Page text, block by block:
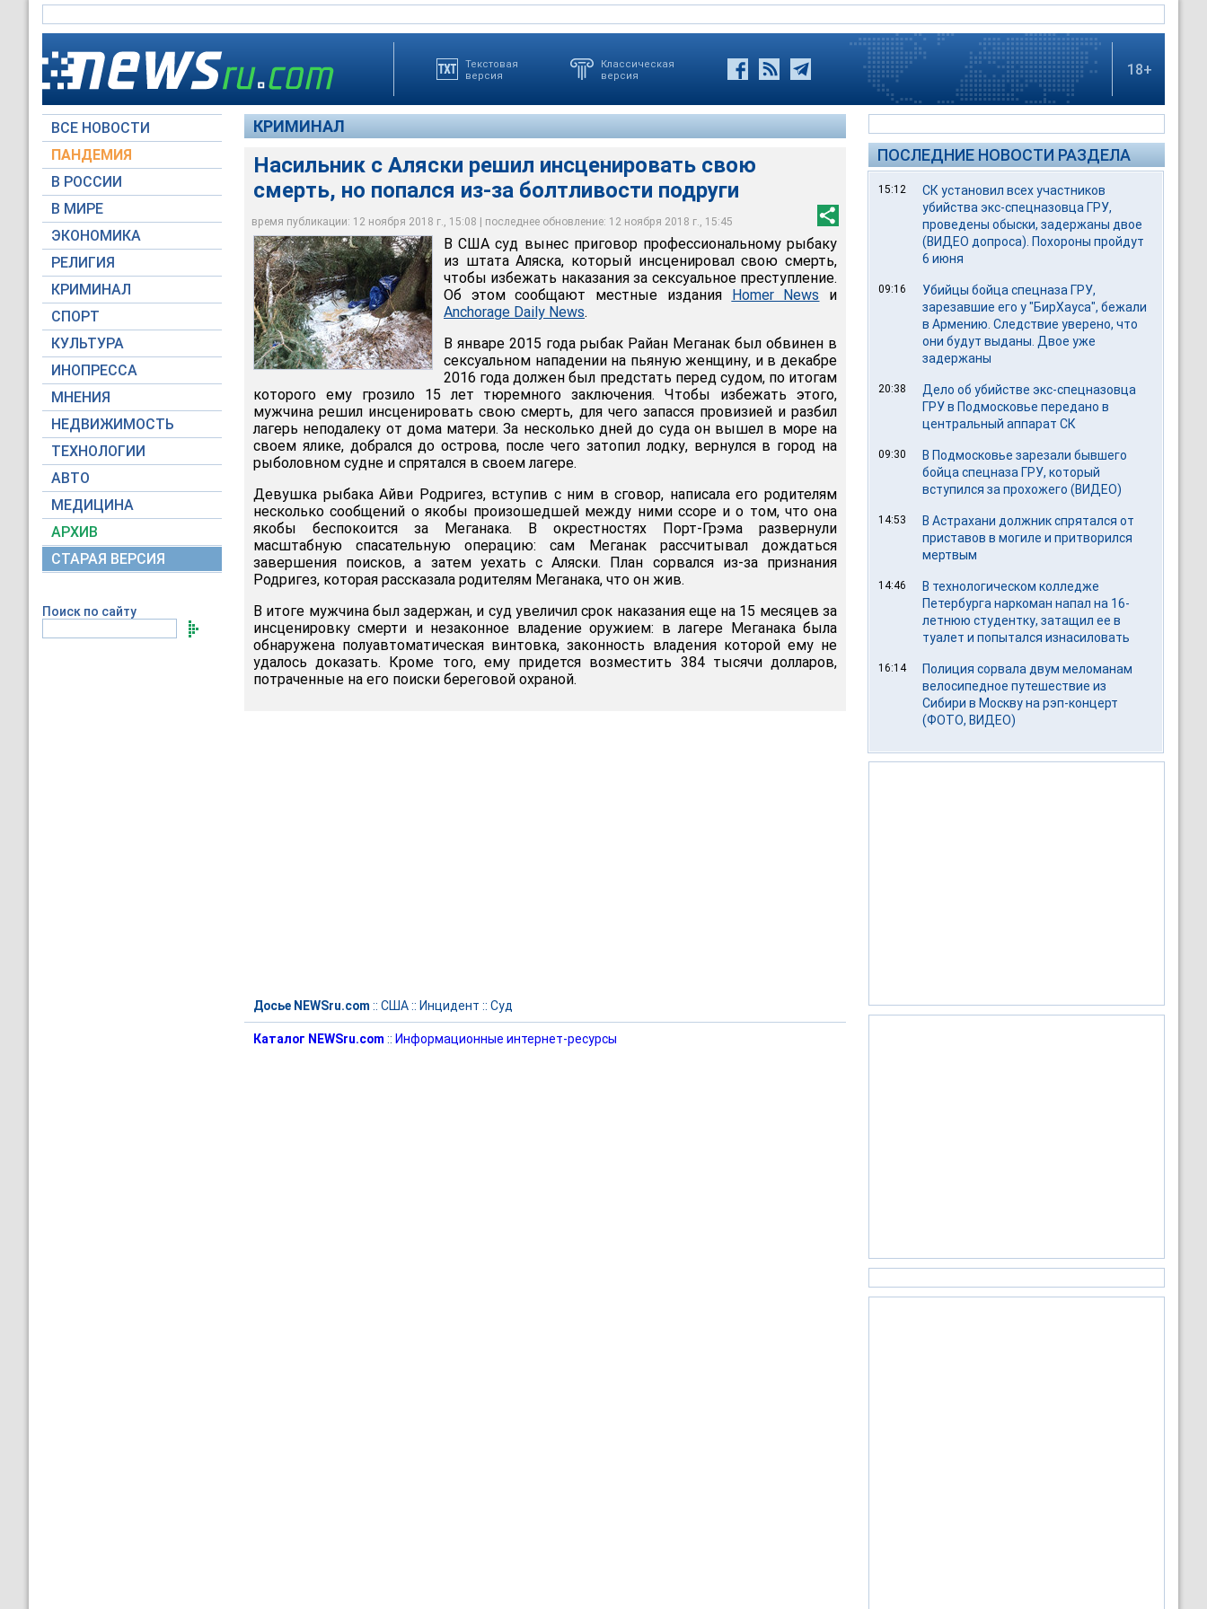
Текстовая
версия
Классическая
версия
18+
ВСЕ НОВОСТИ
ПАНДЕМИЯ
В РОССИИ
В МИРЕ
ЭКОНОМИКА
РЕЛИГИЯ
КРИМИНАЛ
СПОРТ
КУЛЬТУРА
ИНОПРЕССА
МНЕНИЯ
НЕДВИЖИМОСТЬ
ТЕХНОЛОГИИ
АВТО
МЕДИЦИНА
АРХИВ
СТАРАЯ ВЕРСИЯ
Поиск по сайту
КРИМИНАЛ
Насильник с Аляски решил инсценировать свою
смерть, но попался из-за болтливости подруги
время публикации: 12 ноября 2018 г., 15:08 | последнее обновление: 12 ноября 2018 г., 15:45
Чтобы избежать ареста, мужчина решил инсценировать свою смерть, для чего
запасся провизией и разбил лагерь неподалеку от дома матери
Сourtesy U.S. Attorney’s Office, District of AlaskaВ США суд вынес приговор профессиональному рыбаку
из штата Аляска, который инсценировал свою смерть,
чтобы избежать наказания за сексуальное преступление.
Об этом сообщают местные издания Homer News и
Anchorage Daily News.
В январе 2015 года рыбак Райан Меганак был обвинен в
сексуальном нападении на пьяную женщину, и в декабре
2016 года должен был предстать перед судом, по итогам
которого ему грозило 15 лет тюремного заключения. Чтобы избежать этого,
мужчина решил инсценировать свою смерть, для чего запасся провизией и разбил
лагерь неподалеку от дома матери. За несколько дней до суда он вышел в море на
своем ялике, добрался до острова, после чего затопил лодку, вернулся в город на
рыболовном судне и спрятался в своем лагере.
Девушка рыбака Айви Родригез, вступив с ним в сговор, написала его родителям
несколько сообщений о якобы произошедшей между ними ссоре и о том, что она
якобы беспокоится за Меганака. В окрестностях Порт-Грэма развернули
масштабную спасательную операцию: сам Меганак рассчитывал дождаться
завершения поисков, а затем уехать с Аляски. План сорвался из-за признания
Родригез, которая рассказала родителям Меганака, что он жив.
В итоге мужчина был задержан, и суд увеличил срок наказания еще на 15 месяцев за
инсценировку смерти и незаконное владение оружием: в лагере Меганака была
обнаружена полуавтоматическая винтовка, законность владения которой ему не
удалось доказать. Кроме того, ему придется возместить 384 тысячи долларов,
потраченные на его поиски береговой охраной.
Досье NEWSru.com :: США:: Инцидент :: Суд
Каталог NEWSru.com :: Информационные интернет-ресурсы
ПОСЛЕДНИЕ НОВОСТИ РАЗДЕЛА
15:12
СК установил всех участников
убийства экс-спецназовца ГРУ,
проведены обыски, задержаны двое
(ВИДЕО допроса). Похороны пройдут
6 июня
09:16
Убийцы бойца спецназа ГРУ,
зарезавшие его у "БирХауса", бежали
в Армению. Следствие уверено, что
они будут выданы. Двое уже
задержаны
20:38
Дело об убийстве экс-спецназовца
ГРУ в Подмосковье передано в
центральный аппарат СК
09:30
В Подмосковье зарезали бывшего
бойца спецназа ГРУ, который
вступился за прохожего (ВИДЕО)
14:53
В Астрахани должник спрятался от
приставов в могиле и притворился
мертвым
14:46
В технологическом колледже
Петербурга наркоман напал на 16-
летнюю студентку, затащил ее в
туалет и попытался изнасиловать
16:14
Полиция сорвала двум меломанам
велосипедное путешествие из
Сибири в Москву на рэп-концерт
(ФОТО, ВИДЕО)